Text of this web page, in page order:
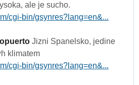
ale je sucho.
cgi-bin/gsynres?lang=en&...
Jizni Spanelsko, jedine
klimatem
cgi-bin/gsynres?lang=en&...